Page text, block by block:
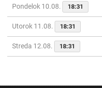
Pondelok 10.08. 18:31
Utorok 11.08. 18:31
Streda 12.08. 18:31